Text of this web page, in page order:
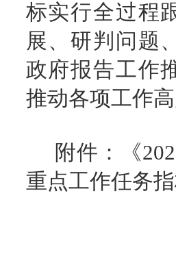
标实行全过程
展、研判问题
政府报告工作
推动各项工作
附件：《
重点工作任务